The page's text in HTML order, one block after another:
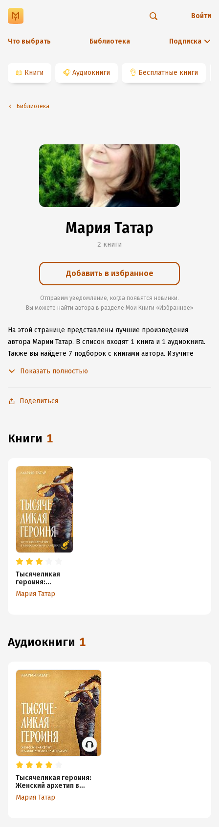
Что выбрать Библиотека Подписка
Войти
📖 Книги 🎧 Аудиокниги 👌 Бесплатные книги
Библиотека
Мария Татар
2 книги
Добавить в избранное
Отправим уведомление, когда появятся новинки.
Вы можете найти автора в разделе Мои Книги «Избранное»
На этой странице представлены лучшие произведения
автора Марии Татар. В список входят 1 книга и 1 аудиокнига.
Также вы найдете 7 подборок с книгами автора. Изучите
чтобы не расставаться с любимыми произведениями даже
Показать полностью
Поделиться
книги 1
Тысячеликая
героиня:
Женский
архетип в
Мария Татар
аудиокниги 1
Тысячеликая героиня:
Женский архетип в
мифологии и литературе
Мария Татар